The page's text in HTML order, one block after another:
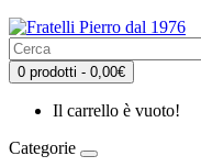
0 prodotti - 0,00€
Il carrello è vuoto!
Categorie